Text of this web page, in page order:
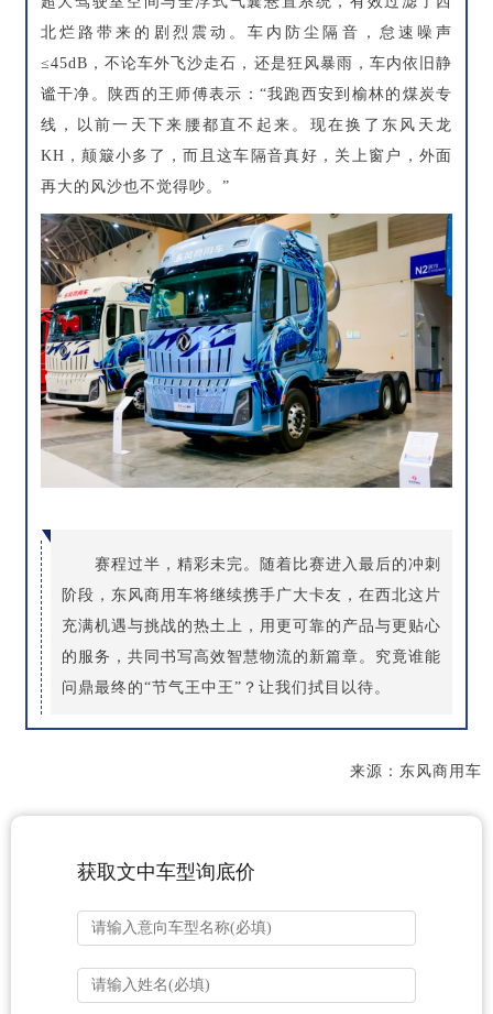
北烂路带来的剧烈震动。车内防尘隔音，怠速噪声
≤45dB，不论车外飞沙走石，还是狂风暴雨，车内依旧静
谧干净。陕西的王师傅表示：“我跑西安到榆林的煤炭专
线，以前一天下来腰都直不起来。现在换了东风天龙
KH，颠簸小多了，而且这车隔音真好，关上窗户，外面
再大的风沙也不觉得吵。”
赛程过半，精彩未完。随着比赛进入最后的冲刺
阶段，东风商用车将继续携手广大卡友，在西北这片
充满机遇与挑战的热土上，用更可靠的产品与更贴心
的服务，共同书写高效智慧物流的新篇章。究竟谁能
问鼎最终的“节气王中王”？让我们拭目以待。
来源：东风商用车
获取文中车型询底价